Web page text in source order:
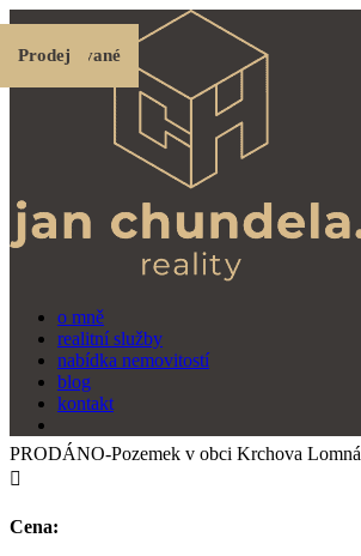
o mně
realitní služby
nabídka nemovitostí
blog
kontakt
PRODÁNO-Pozemek v obci Krchova Lomná

Cena:
Prodej
Pronájem
Pronájem
Prodej
Prodej
Prodané
Prodej
Rezervované
Rezervované
Prodej